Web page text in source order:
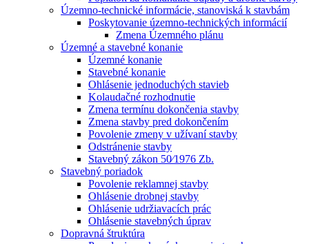
Územno-technické informácie, stanoviská k stavbám
Poskytovanie územno-technických informácií
Zmena Územného plánu
Územné a stavebné konanie
Územné konanie
Stavebné konanie
Ohlásenie jednoduchých stavieb
Kolaudačné rozhodnutie
Zmena termínu dokončenia stavby
Zmena stavby pred dokončením
Povolenie zmeny v užívaní stavby
Odstránenie stavby
Stavebný zákon 50⁄1976 Zb.
Stavebný poriadok
Povolenie reklamnej stavby
Ohlásenie drobnej stavby
Ohlásenie udržiavacích prác
Ohlásenie stavebných úprav
Dopravná štruktúra